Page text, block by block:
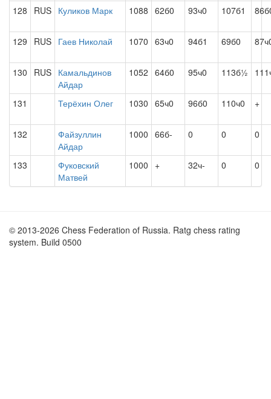
128 RUS Куликов Марк 1088 62б0 93ч0 107б1
129 RUS Гаев Николай 1070 63ч0 94б1 69б0
130 RUS Камальдинов
Айдар
1052 64б0 95ч0 113б½
131 Терёхин Олег 1030 65ч0 96б0 110ч0 +
132
Файзуллин
Айдар
1000 66б- 0 0 0
133
Фуковский
Матвей
1000 + 32ч- 0 0
© 2013-2026 Chess Federation of Russia. Ratg chess rating
system. Build 0500